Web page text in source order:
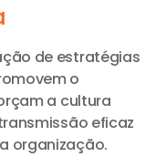
de estratégias
o
a cultura
eficaz
organização.